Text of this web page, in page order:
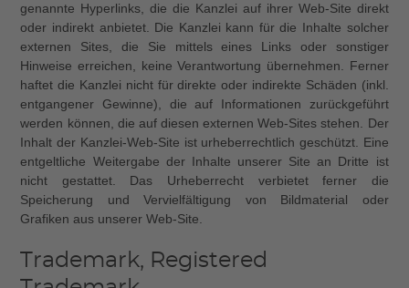
genannte Hyperlinks, die die Kanzlei auf ihrer Web-Site direkt
oder indirekt anbietet. Die Kanzlei kann für die Inhalte solcher
externen Sites, die Sie mittels eines Links oder sonstiger
Hinweise erreichen, keine Verantwortung übernehmen. Ferner
haftet die Kanzlei nicht für direkte oder indirekte Schäden (inkl.
entgangener Gewinne), die auf Informationen zurückgeführt
werden können, die auf diesen externen Web-Sites stehen. Der
Inhalt der Kanzlei-Web-Site ist urheberrechtlich geschützt. Eine
entgeltliche Weitergabe der Inhalte unserer Site an Dritte ist
nicht gestattet. Das Urheberrecht verbietet ferner die
Speicherung und Vervielfältigung von Bildmaterial oder
Grafiken aus unserer Web-Site.
Trademark, Registered